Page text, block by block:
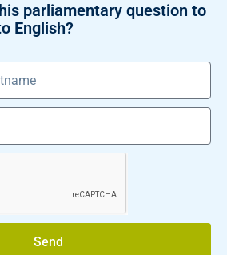
parliamentary question to
English?
Send